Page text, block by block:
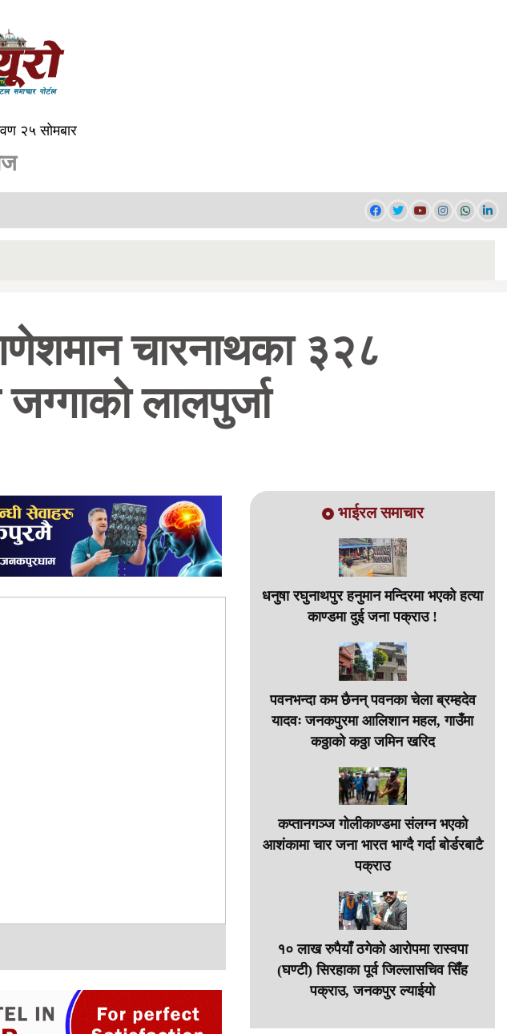
२५ सोमबार
चारनाथका ३२८
लालपुर्जा
भाईरल समाचार
धनुषा रघुनाथपुर हनुमान मन्दिरमा भएको हत्या
काण्डमा दुई जना पक्राउ !
पवनभन्दा कम छैनन् पवनका चेला ब्रम्हदेव
यादवः जनकपुरमा आलिशान महल, गाउँमा
कठ्ठाको कठ्ठा जमिन खरिद
कप्तानगञ्ज गोलीकाण्डमा संलग्न भएको
आशंकामा चार जना भारत भाग्दै गर्दा बोर्डरबाटै
पक्राउ
१० लाख रुपैयाँ ठगेको आरोपमा रास्वपा
(घण्टी) सिरहाका पूर्व जिल्लासचिव सिँह
पक्राउ, जनकपुर ल्याईयो